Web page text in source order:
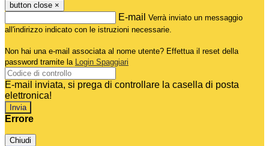
button close ×
E-mail Verrà inviato un messaggio
all'indirizzo indicato con le istruzioni necessarie.
Non hai una e-mail associata al nome utente? Effettua il reset della
password tramite la Login Spaggiari
E-mail inviata, si prega di controllare la casella di posta
elettronica!
Errore
Chiudi